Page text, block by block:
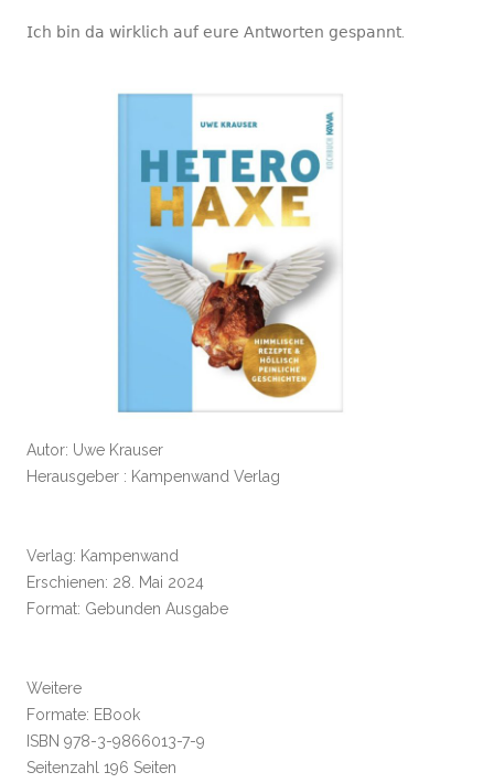
𝖨𝖼𝗁 𝖻𝗂𝗇 𝖽𝖺 𝗐𝗂𝗋𝗄𝗅𝗂𝖼𝗁 𝖺𝗎𝖿 𝖾𝗎𝗋𝖾 𝖠𝗇𝗍𝗐𝗈𝗋𝗍𝖾𝗇 𝗀𝖾𝗌𝗉𝖺𝗇𝗇𝗍.
Autor: Uwe Krauser
Herausgeber : Kampenwand Verlag
Verlag: Kampenwand
Erschienen: 28. Mai 2024
Format: Gebunden Ausgabe
Weitere
Formate: EBook
ISBN 978-3-9866013-7-9
Seitenzahl 196 Seiten